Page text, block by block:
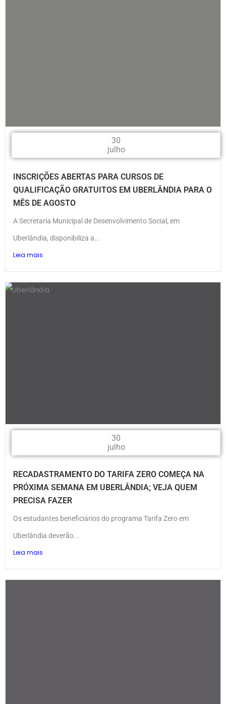
30
julho
INSCRIÇÕES ABERTAS PARA CURSOS DE
QUALIFICAÇÃO GRATUITOS EM UBERLÂNDIA PARA O
MÊS DE AGOSTO
A Secretaria Municipal de Desenvolvimento Social, em
Uberlândia, disponibiliza a...
Leia mais
30
julho
RECADASTRAMENTO DO TARIFA ZERO COMEÇA NA
PRÓXIMA SEMANA EM UBERLÂNDIA; VEJA QUEM
PRECISA FAZER
Os estudantes beneficiários do programa Tarifa Zero em
Uberlândia deverão...
Leia mais